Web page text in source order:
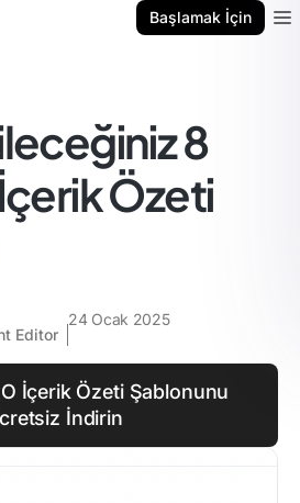
Başlamak İçin
8
Özeti
Editor
24 Ocak 2025
İçerik Özeti Şablonunu
İndirin